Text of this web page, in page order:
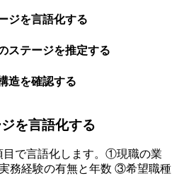
ジを言語化する
ステージを推定する
造を確認する
を言語化する
目で言語化します。①現職の業
務経験の有無と年数 ③希望職種